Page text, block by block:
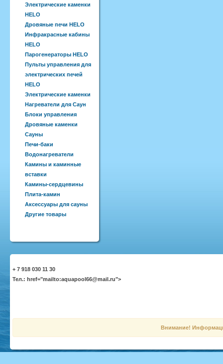
Электрические каменки
HELO
Дровяные печи HELO
Инфракрасные кабины
HELO
Парогенераторы HELO
Пульты управления для
электрических печей
HELO
Электрические каменки
Нагреватели для Саун
Блоки управления
Дровяные каменки
Сауны
Печи-баки
Водонагреватели
Камины и каминные
вставки
Камины-сердцевины
Плита-камин
Аксессуары для сауны
Другие товары
+ 7 918 030 11 30
Тел.: href="mailto:aquapool66@mail.ru">
Внимание!